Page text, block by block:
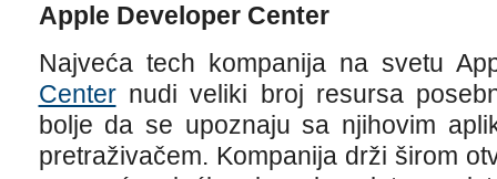
Apple Developer Center
Najveća tech kompanija na svetu
Center nudi veliki broj resursa
bolje da se upoznaju sa njihovim
pretraživačem. Kompanija drži širom